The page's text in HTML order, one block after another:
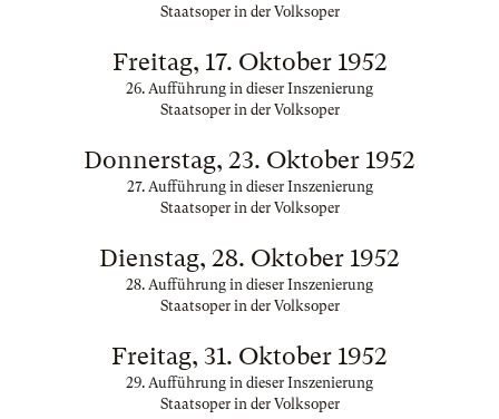
Staatsoper in der Volksoper
Freitag, 17. Oktober 1952
26. Aufführung in dieser Inszenierung
Staatsoper in der Volksoper
Donnerstag, 23. Oktober 1952
27. Aufführung in dieser Inszenierung
Staatsoper in der Volksoper
Dienstag, 28. Oktober 1952
28. Aufführung in dieser Inszenierung
Staatsoper in der Volksoper
Freitag, 31. Oktober 1952
29. Aufführung in dieser Inszenierung
Staatsoper in der Volksoper